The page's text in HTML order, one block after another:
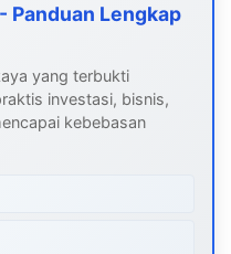
Panduan Lengkap
yang terbukti
investasi, bisnis,
kebebasan